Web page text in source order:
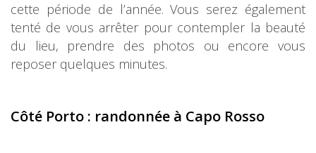
cette période de l’année. Vous serez également
tenté de vous arrêter pour contempler la beauté
du lieu, prendre des photos ou encore vous
reposer quelques minutes.
Côté Porto : randonnée à Capo Rosso